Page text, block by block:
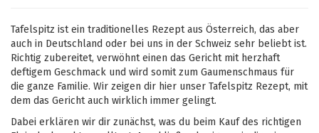
Tafelspitz ist ein traditionelles Rezept aus Österreich, das aber
auch in Deutschland oder bei uns in der Schweiz sehr beliebt ist.
Richtig zubereitet, verwöhnt einen das Gericht mit herzhaft
deftigem Geschmack und wird somit zum Gaumenschmaus für
die ganze Familie. Wir zeigen dir hier unser Tafelspitz Rezept, mit
dem das Gericht auch wirklich immer gelingt.
Dabei erklären wir dir zunächst, was du beim Kauf des richtigen